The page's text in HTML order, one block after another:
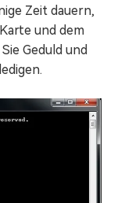
Zeit dauern,
und dem
Geduld und